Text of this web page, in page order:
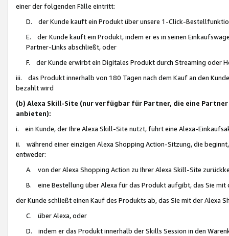
einer der folgenden Fälle eintritt:
D. der Kunde kauft ein Produkt über unsere 1-Click-
E. der Kunde kauft ein Produkt, indem er es in seinen
Partner-Links abschließt, oder
F. der Kunde erwirbt ein Digitales Produkt durch Streaming oder
iii. das Produkt innerhalb von 180 Tagen nach dem Kauf an den
bezahlt wird
(b) Alexa Skill-Site (nur verfügbar für Partner, die eine
anbieten):
i. ein Kunde, der Ihre Alexa Skill-Site nutzt, führt eine Alexa-
ii. während einer einzigen Alexa Shopping Action-Sitzung, die
entweder:
A. von der Alexa Shopping Action zu Ihrer Alexa Skill-Site
B. eine Bestellung über Alexa für das Produkt aufgibt, das Sie mit
der Kunde schließt einen Kauf des Produkts ab, das Sie mit der Alexa
C. über Alexa, oder
D. indem er das Produkt innerhalb der Skills Session in den